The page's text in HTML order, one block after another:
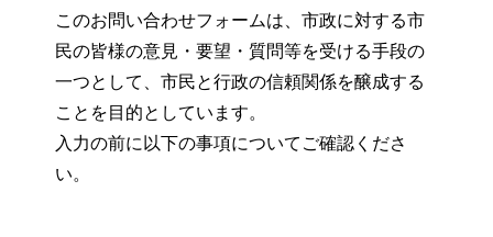
このお問い合わせフォームは、市政に対する市
民の皆様の意見・要望・質問等を受ける手段の
一つとして、市民と行政の信頼関係を醸成する
ことを目的としています。
入力の前に以下の事項についてご確認くださ
い。